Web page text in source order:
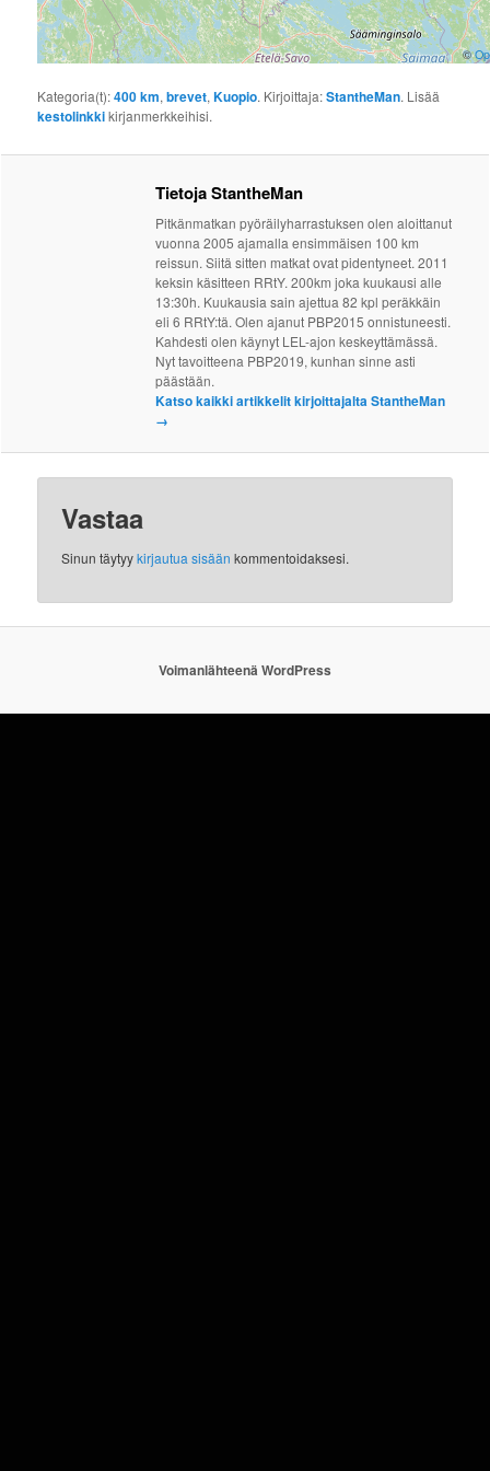
©
Kategoria(t):400 km,brevet,Kuopio. Kirjoittaja:StantheMan. Lisää
kestolinkkikirjanmerkkeihisi.
Tietoja StantheMan
Pitkänmatkan pyöräilyharrastuksen olen aloittanut
vuonna 2005 ajamalla ensimmäisen 100 km
reissun. Siitä sitten matkat ovat pidentyneet. 2011
keksin käsitteen RRtY. 200km joka kuukausi alle
13:30h. Kuukausia sain ajettua 82 kpl peräkkäin
eli 6 RRtY:tä. Olen ajanut PBP2015 onnistuneesti.
Kahdesti olen käynyt LEL-ajon keskeyttämässä.
Nyt tavoitteena PBP2019, kunhan sinne asti
päästään.
Katso kaikki artikkelit kirjoittajalta StantheMan
→
Vastaa
Sinun täytyykirjautua sisään kommentoidaksesi.
Voimanlähteenä WordPress